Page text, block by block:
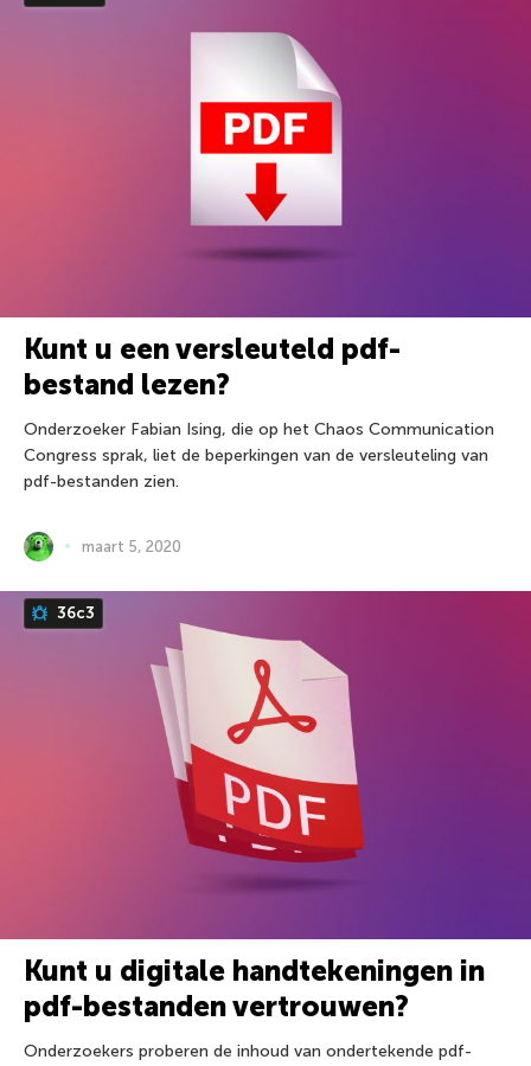
Kunt u een versleuteld pdf-
bestand lezen?
Onderzoeker Fabian Ising, die op het Chaos Communication
Congress sprak, liet de beperkingen van de versleuteling van
pdf-bestanden zien.
maart 5, 2020
36c3
Kunt u digitale handtekeningen in
pdf-bestanden vertrouwen?
Onderzoekers proberen de inhoud van ondertekende pdf-